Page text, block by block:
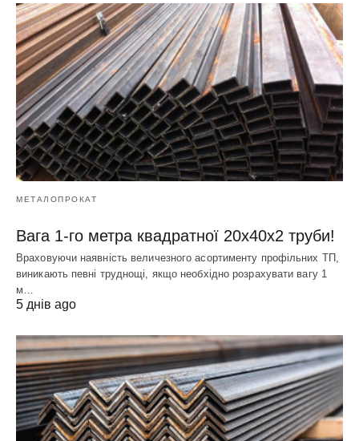
МЕТАЛОПРОКАТ
Вага 1-го метра квадратної 20х40х2 труби!
Враховуючи наявність величезного асортименту профільних ТП,
виникають певні труднощі, якщо необхідно розрахувати вагу 1
м…
5 днів ago